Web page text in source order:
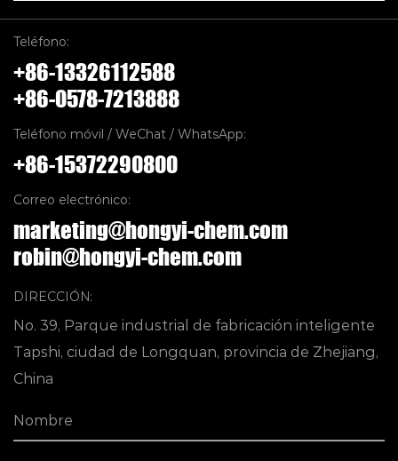
Teléfono:
+86-13326112588
+86-0578-7213888
Teléfono móvil / WeChat / WhatsApp:
+86-15372290800
Correo electrónico:
marketing@hongyi-chem.com
robin@hongyi-chem.com
DIRECCIÓN:
No. 39, Parque industrial de fabricación inteligente
Tapshi, ciudad de Longquan, provincia de Zhejiang,
China